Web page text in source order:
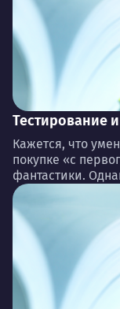
Тестирование
Кажется, что
покупке «с
фантастики.